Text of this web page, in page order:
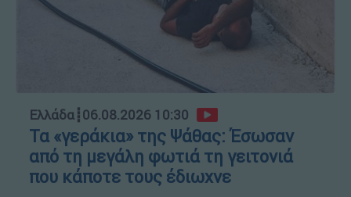
Ελλάδα┋06.08.2026 10:30
Τα «γεράκια» της Ψάθας: Έσωσαν
από τη μεγάλη φωτιά τη γειτονιά
που κάποτε τους έδιωχνε